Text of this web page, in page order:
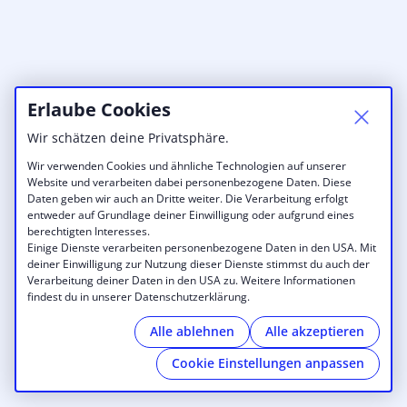
Erlaube Cookies
Wir schätzen deine Privatsphäre.
Wir verwenden Cookies und ähnliche Technologien auf unserer
Website und verarbeiten dabei personenbezogene Daten. Diese
Daten geben wir auch an Dritte weiter. Die Verarbeitung erfolgt
entweder auf Grundlage deiner Einwilligung oder aufgrund eines
berechtigten Interesses.
Einige Dienste verarbeiten personenbezogene Daten in den USA. Mit
deiner Einwilligung zur Nutzung dieser Dienste stimmst du auch der
Verarbeitung deiner Daten in den USA zu. Weitere Informationen
findest du in unserer Datenschutzerklärung.
Alle ablehnen
Alle akzeptieren
Cookie Einstellungen anpassen